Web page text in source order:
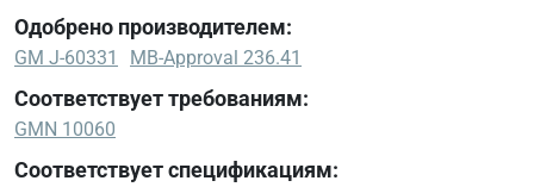
Одобрено производителем:
GM J-60331 MB-Approval 236.41
Соответствует требованиям:
GMN 10060
Соответствует спецификациям: